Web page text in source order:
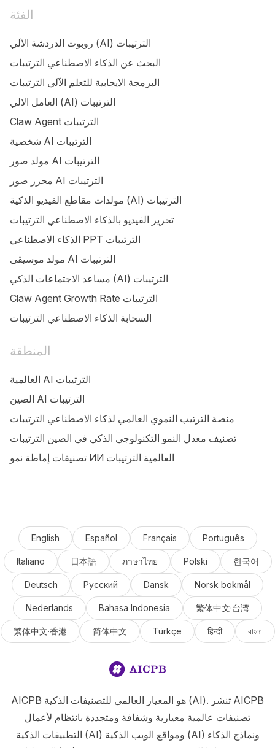
الفئة
روبوت الدردشة الآلي (AI) الترتيبات
البحث عن الذكاء الاصطناعي الترتيبات
البرمجة الايجابية للتعلم الآلي الترتيبات
العامل الالي (AI) الترتيبات
Claw Agent الترتيبات
شخصية AI الترتيبات
مولد صور AI الترتيبات
محرر صور AI الترتيبات
مولدات مقاطع الفيديو الذكية (AI) الترتيبات
تحرير الفيديو بالذكاء الاصطناعي الترتيبات
الذكاء الاصطناعي PPT الترتيبات
مولد موسيقى AI الترتيبات
مساعد الاجتماعات الذكي (AI) الترتيبات
Claw Agent Growth Rate الترتيبات
السحابة الذكاء الاصطناعي الترتيبات
المنطقة
العالمية AI الترتيبات
الصين AI الترتيبات
منصة الترتيب النموي العالمي لذكاء الاصطناعي الترتيبات
تصنيف معدل النمو التكنولوجي الذكي في الصين الترتيبات
تصنيفات إماطة نمو ИИ العالمية الترتيبات
English Español Français Português
Italiano 日本語 ภาษาไทย Polski 한국어
Deutsch Русский Dansk Norsk bokmål
Nederlands Bahasa Indonesia 繁体中文·台湾
繁体中文·香港 简体中文 Türkçe हिन्दी বাংলা
AICPB هو المعيار العالمي للتصنيفات الذكية (AI). تنشر AICPB
تصنيفات عالمية معيارية وشفافة ومتجددة بانتظام لأعمال
التطبيقات الذكية (AI) ومواقع الويب الذكية (AI) ونماذج الذكاء